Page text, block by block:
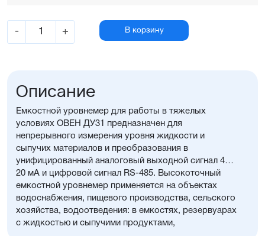
- + В корзину
Описание
Емкостной уровнемер для работы в тяжелых
условиях ОВЕН ДУ31 предназначен для
непрерывного измерения уровня жидкости и
сыпучих материалов и преобразования в
унифицированный аналоговый выходной сигнал 4…
20 мА и цифровой сигнал RS-485. Высокоточный
емкостной уровнемер применяется на объектах
водоснабжения, пищевого производства, сельского
хозяйства, водоотведения: в емкостях, резервуарах
с жидкостью и сыпучими продуктами,